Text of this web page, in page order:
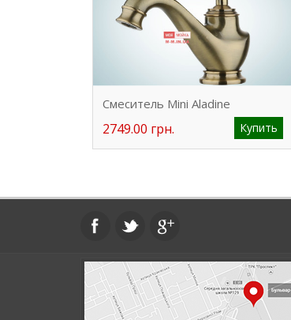
Смеситель Mini Aladine
2749.00 грн. Купить